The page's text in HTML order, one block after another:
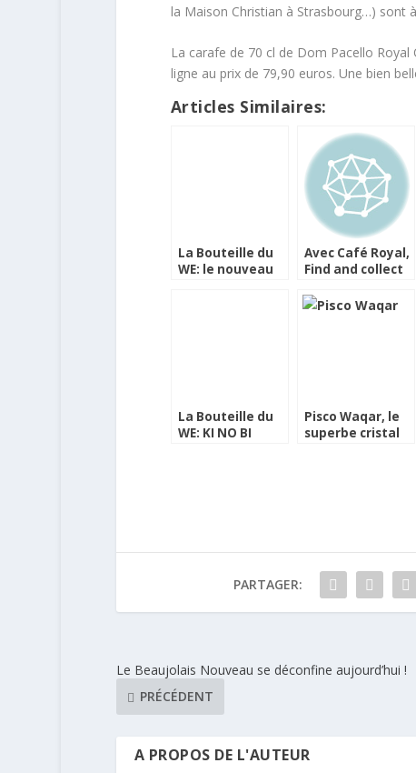
la Maison Christian à Strasbourg…) sont
La carafe de 70 cl de Dom Pacello
ligne au prix de 79,90 euros. Une bien
Articles Similaires:
La Bouteille du
WE: le nouveau
Avec Café Royal,
Find and collect
gagnez des
La Bouteille du
WE: KI NO BI
Pisco Waqar, le
superbe cristal
PARTAGER:
Le Beaujolais Nouveau se déconfine aujourd’hui !
PRÉCÉDENT
A PROPOS DE L'AUTEUR